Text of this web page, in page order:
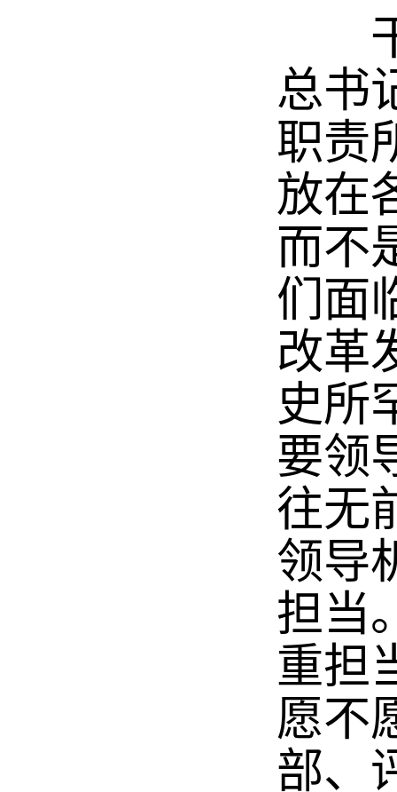
干
总书
职责
放在
而不
们面
改革
史所
要领
往无
领导
担当
重担
愿不
部、